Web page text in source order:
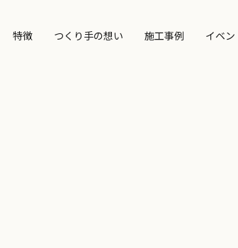
特徴 つくり手の想い 施工事例 イベン